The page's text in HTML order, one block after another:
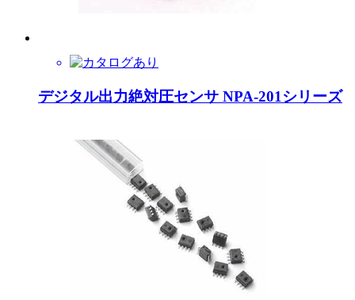
デジタル出力絶対圧センサ NPA-201シリーズ